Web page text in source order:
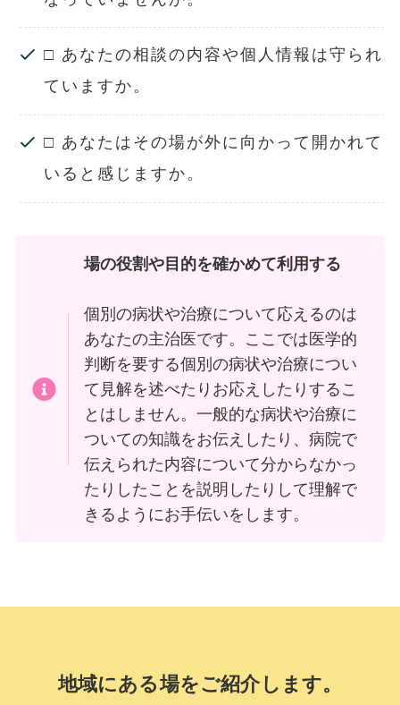
□ あなたの相談の内容や個人情報は守られ
ていますか。
□ あなたはその場が外に向かって開かれて
いると感じますか。
場の役割や目的を確かめて利用する
個別の病状や治療について応えるのは
あなたの主治医です。ここでは医学的
判断を要する個別の病状や治療につい
て見解を述べたりお応えしたりするこ
とはしません。一般的な病状や治療に
ついての知識をお伝えしたり、病院で
伝えられた内容について分からなかっ
たりしたことを説明したりして理解で
きるようにお手伝いをします。
地域にある場をご紹介します。